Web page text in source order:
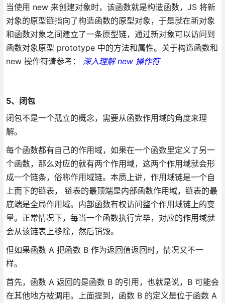
当使用 new 来创建对象时，该函数就是构造函数，JS 将新
对象的原型链指向了构造函数的原型对象，于是就在新对象
和函数对象之间建立了一条原型链，通过新对象可以访问到
函数对象原型 prototype 中的方法和属性。关于构造函数和
new 操作符请参考：
深入理解 new 操作符
5、闭包
闭包不是一个孤立的概念，需要从函数作用域的角度来理
解。
每个函数都有自己的作用域，如果在一个函数里定义了另一
个函数，那么对应的就有两个作用域，这两个作用域就会形
成一个链条，俗称作用域链。本质上讲，作用域链是一个自
上而下的链表， 链表的最顶端是内部函数作用域，链表的最
底端是全局作用域。内部函数有权访问整个作用域链上的变
量。正常情况下，每当一个函数执行完毕，对应的作用域就
会从该链表上移除，然后销毁。
但如果函数 A 把函数 B 作为返回值返回时，情况又不一
样。
首先，函数 A 返回的是函数 B 的引用，也就是说，B 可能会
在其他地方被调用。上面提到，函数 B 的定义是位于函数 A